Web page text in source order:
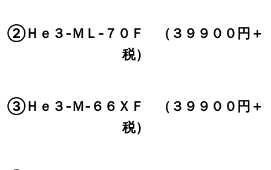
②Ｈｅ３‐ＭＬ‐７０Ｆ （３９９００円＋
税）
③Ｈｅ３‐Ｍ‐６６ＸＦ （３９９００円＋
税）